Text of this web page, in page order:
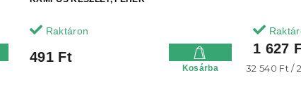
Raktáron
491 Ft
Kosárba
1 627
Egységár:
32 540 Ft /